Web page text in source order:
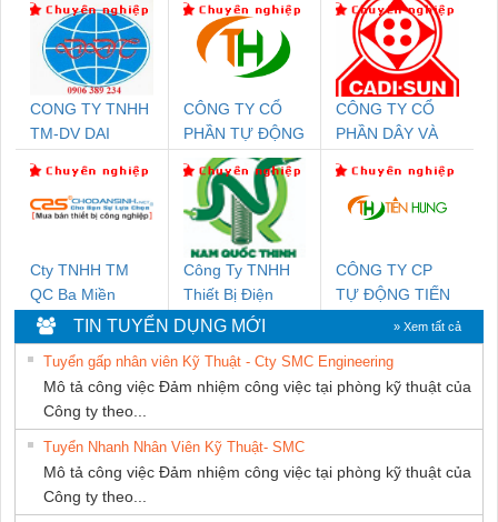
CONG TY TNHH
TM-DV DAI
CÔNG TY CỔ
PHẦN TỰ ĐỘNG
TIẾN HƯNG
CÔNG TY CỔ
PHẦN DÂY VÀ
THƯỢNG ĐÌNH
Cty TNHH TM
QC Ba Miền
Công Ty TNHH
Thiết Bị Điện
Nam Quốc Thịnh
CÔNG TY CP
TỰ ĐỘNG TIẾN
TIN TUYỂN DỤNG MỚI » Xem tất cả
Tuyển gấp nhân viên Kỹ Thuật - Cty SMC Engineering
Mô tả công việc Đảm nhiệm công việc tại phòng kỹ thuật của
Công ty theo...
Tuyển Nhanh Nhân Viên Kỹ Thuật- SMC
Mô tả công việc Đảm nhiệm công việc tại phòng kỹ thuật của
Công ty theo...